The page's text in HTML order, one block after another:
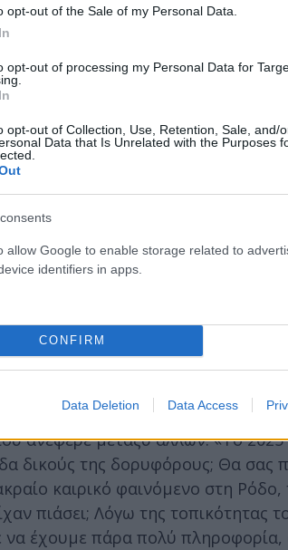
opt-out of the Sale of my Personal Data.
opt-out of processing my Personal Data for
opt-out of Collection, Use, Retention, Sale, and/
Data that Is Unrelated with the Purposes
allow Google to enable storage related to
identifiers in apps.
CONFIRM
Data Deletion Data Access
εφαρμογές Τεχνητής
Το πιο σημαντικό
νοημοσύνη θέλει τρία
της Βουλής πέρασε το
ουσία βάζει σε μια τάξη το
να δώσουμε τα δεδομένα σας, τα
να αποτελέσουν πηγή
της τεχνητής νοημοσύνης
και πρόσθεσε: «Για να
για την πολιτική προστασία
για τις μεταφορές, για
αυτά, όπως ακριβώς πλέον
κίνητρο για νέες
για να μπορέσουν από
ανέφερε μεταξύ άλλων: «Το 2025
δικούς της δορυφόρους; Θα
καιρικό φαινόμενο στη
πιάσει; Λόγω της τοπικότητας
έχουμε πάρα πολύ πληροφορία,